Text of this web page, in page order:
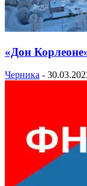
«Дон
Черника -